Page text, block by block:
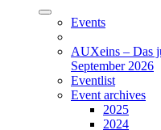
Events
AUXeins – Das
September 2026
Eventlist
Event archives
2025
2024